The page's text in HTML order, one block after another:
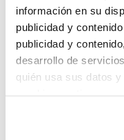
información en su
publicidad y
publicidad y
desarrollo de
quién usa sus datos
Sitio web